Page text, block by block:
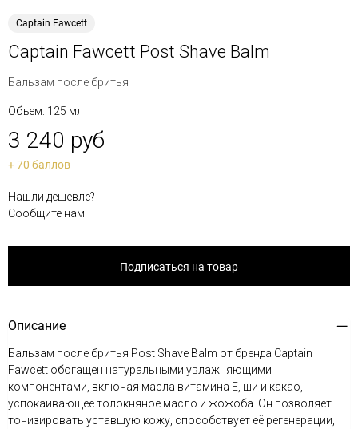
Captain Fawcett
Captain Fawcett Post Shave Balm
Бальзам после бритья
Объем: 125 мл
3 240 руб
+ 70 баллов
Нашли дешевле?
Сообщите нам
Подписаться на товар
Описание
Бальзам после бритья Post Shave Balm от бренда Captain
Fawcett обогащен натуральными увлажняющими
компонентами, включая масла витамина Е, ши и какао,
успокаивающее толокняное масло и жожоба. Он позволяет
тонизировать уставшую кожу, способствует её регенерации,